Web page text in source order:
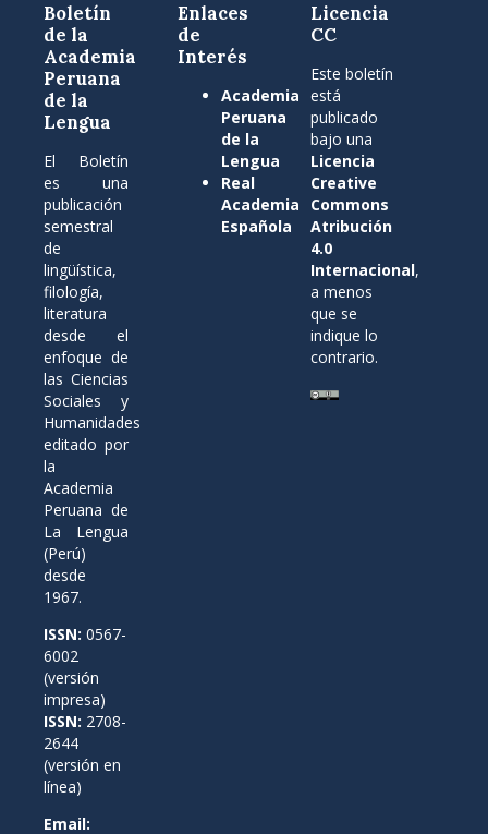
Boletín
de la
Academia
Peruana
de la
Lengua
El Boletín
es una
publicación
semestral
de
lingüística,
filología,
literatura
desde el
enfoque de
las Ciencias
Sociales y
Humanidades
editado por
la
Academia
Peruana de
La Lengua
(Perú)
desde
1967.
ISSN: 0567-
6002
(versión
impresa)
ISSN: 2708-
2644
(versión en
línea)
Email:
Enlaces
de
Interés
Academia
Peruana
de la
Lengua
Real
Academia
Española
Licencia
CC
Este boletín
está
publicado
bajo una
Licencia
Creative
Commons
Atribución
4.0
Internacional,
a menos
que se
indique lo
contrario.